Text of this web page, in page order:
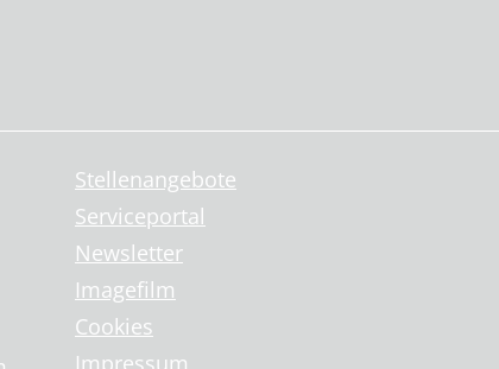
Stellenangebote
Serviceportal
Newsletter
Imagefilm
Cookies
Impressum